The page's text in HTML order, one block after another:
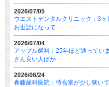
2026/07/05
ウエストデンタルクリニック：3
お世話になって ...
2026/07/04
アップル歯科：25年ほど通ってい
さん良い人ばか ...
2026/06/24
春藤歯科医院：待合室が少し狭い